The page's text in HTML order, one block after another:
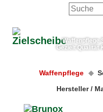
Waffenpflege
Gezielt Qualität
Waffenpflege
Hersteller /